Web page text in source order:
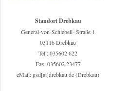
Standort Drebkau
General-von-Schiebell- Straße 1
03116 Drebkau
Tel.: 035602 622
Fax: 035602 23477
eMail: gsd[at]drebkau.de (Drebkau)